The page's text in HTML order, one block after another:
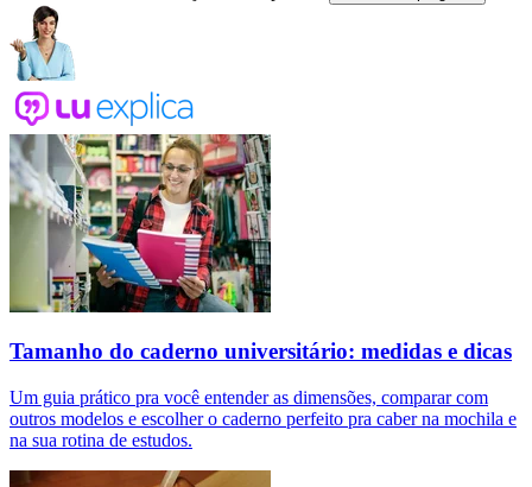
Tamanho do caderno universitário: medidas e dicas
Um guia prático pra você entender as dimensões, comparar com
outros modelos e escolher o caderno perfeito pra caber na mochila e
na sua rotina de estudos.